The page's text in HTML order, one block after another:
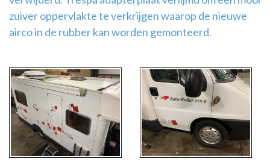
zuiver oppervlakte te verkrijgen waarop de nieuwe
airco in de rubber kan worden gemonteerd.